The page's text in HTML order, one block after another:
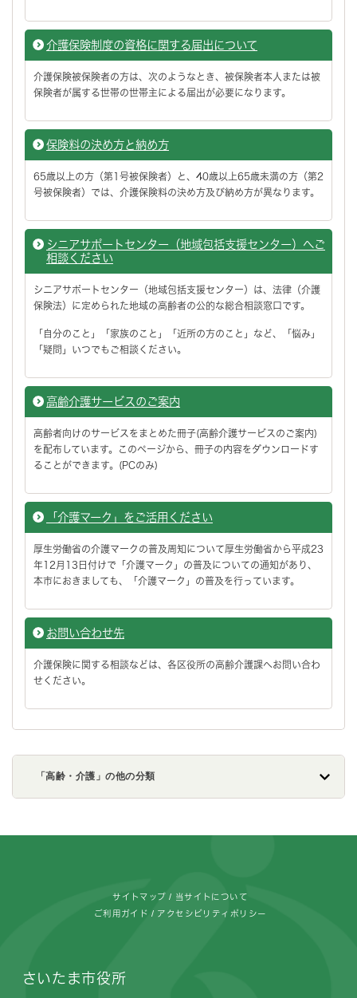
介護保険制度の資格に関する届出について
介護保険被保険者の方は、次のようなとき、被保険者本人または被
保険者が属する世帯の世帯主による届出が必要になります。
保険料の決め方と納め方
65歳以上の方（第1号被保険者）と、40歳以上65歳未満の方（第2
号被保険者）では、介護保険料の決め方及び納め方が異なります。
シニアサポートセンター（地域包括支援センター）へご
相談ください
シニアサポートセンター（地域包括支援センター）は、法律（介護
保険法）に定められた地域の高齢者の公的な総合相談窓口です。
「自分のこと」「家族のこと」「近所の方のこと」など、「悩み」
「疑問」いつでもご相談ください。
高齢介護サービスのご案内
高齢者向けのサービスをまとめた冊子(高齢介護サービスのご案内)
を配布しています。このページから、冊子の内容をダウンロードす
ることができます。(PCのみ)
「介護マーク」をご活用ください
厚生労働省の介護マークの普及周知について厚生労働省から平成23
年12月13日付けで「介護マーク」の普及についての通知があり、
本市におきましても、「介護マーク」の普及を行っています。
お問い合わせ先
介護保険に関する相談などは、各区役所の高齢介護課へお問い合わ
せください。
「高齢・介護」の他の分類
サイトマップ 当サイトについて
ご利用ガイド アクセシビリティポリシー
さいたま市役所